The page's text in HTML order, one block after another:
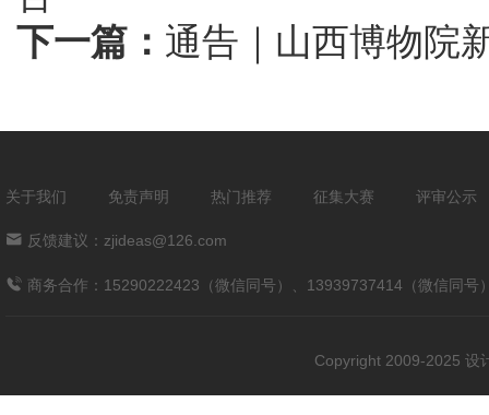
下一篇： 通告｜山西博物院
关于我们 免责声明 热门推荐 征集大赛 评审公示
反馈建议：zjideas@126.com
商务合作：15290222423（微信同号）、13939737414（微信同号
Copyright 2009-2025 设